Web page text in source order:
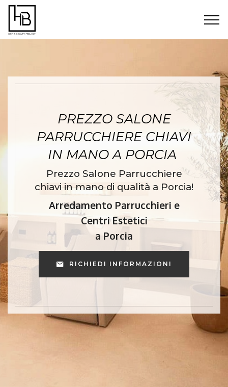
PREZZO SALONE
PARRUCCHIERE CHIAVI
IN MANO A PORCIA
Prezzo Salone Parrucchiere
chiavi in mano di qualità a Porcia!
Arredamento Parrucchieri e
Centri Estetici
a Porcia
RICHIEDI INFORMAZIONI